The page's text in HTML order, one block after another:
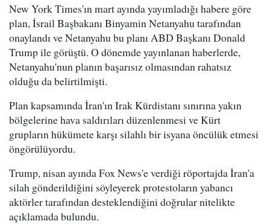
New York Times'ın mart ayında yayımladığı habere göre
plan, İsrail Başbakanı Binyamin Netanyahu tarafından
onaylandı ve Netanyahu bu planı ABD Başkanı Donald
Trump ile görüştü. O dönemde yayınlanan haberlerde,
Netanyahu'nun planın başarısız olmasından rahatsız
olduğu da belirtilmişti.
Plan kapsamında İran'ın Irak Kürdistanı sınırına yakın
bölgelerine hava saldırıları düzenlenmesi ve Kürt
grupların hükümete karşı silahlı bir isyana öncülük etmesi
öngörülüyordu.
Trump, nisan ayında Fox News'e verdiği röportajda İran'a
silah gönderildiğini söyleyerek protestoların yabancı
aktörler tarafından desteklendiğini doğrular nitelikte
açıklamada bulundu.